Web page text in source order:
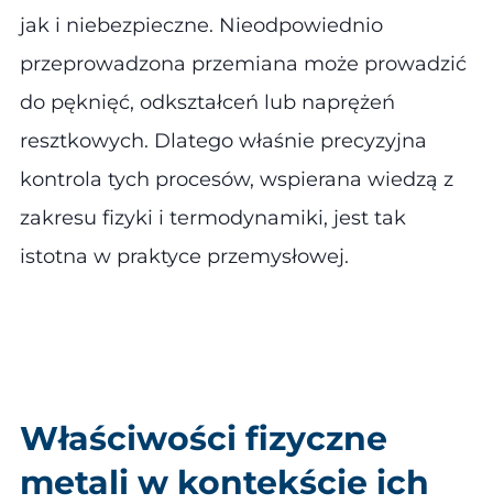
jak i niebezpieczne. Nieodpowiednio
przeprowadzona przemiana może prowadzić
do pęknięć, odkształceń lub naprężeń
resztkowych. Dlatego właśnie precyzyjna
kontrola tych procesów, wspierana wiedzą z
zakresu fizyki i termodynamiki, jest tak
istotna w praktyce przemysłowej.
Właściwości fizyczne
metali w kontekście ich